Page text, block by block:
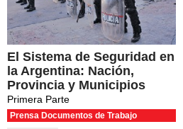
El Sistema de Seguridad en
la Argentina: Nación,
Provincia y Municipios
Primera Parte
Prensa Documentos de Trabajo